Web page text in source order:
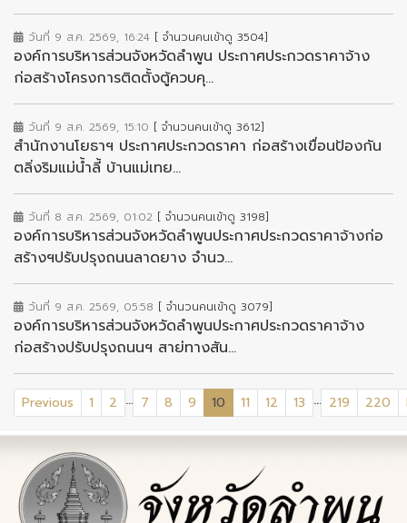
วันที่ 9 ส.ค. 2569, 16:24 [ จำนวนคนเข้าดู 3504]
องค์การบริหารส่วนจังหวัดลำพูน ประกาศประกวดราคาจ้าง
ก่อสร้างโครงการติดตั้งตู้ควบคุ...
วันที่ 9 ส.ค. 2569, 15:10 [ จำนวนคนเข้าดู 3612]
สำนักงานโยธาฯ ประกาศประกวดราคา ก่อสร้างเขื่อนป้องกัน
ตลิ่งริมแม่น้ำลี้ บ้านแม่เทย...
วันที่ 8 ส.ค. 2569, 01:02 [ จำนวนคนเข้าดู 3198]
องค์การบริหารส่วนจังหวัดลำพูนประกาศประกวดราคาจ้างก่อ
สร้างฯปรับปรุงถนนลาดยาง จำนว...
วันที่ 9 ส.ค. 2569, 05:58 [ จำนวนคนเข้าดู 3079]
องค์การบริหารส่วนจังหวัดลำพูนประกาศประกวดราคาจ้าง
ก่อสร้างปรับปรุงถนนฯ สาย่ทางสัน...
Previous 1 2 ... 7 8 9 10 (current)
11 12 13 ... 219 220